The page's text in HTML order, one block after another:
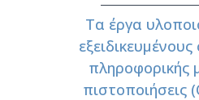
Τα έργα
πληροφορικής
πιστοποιήσεις